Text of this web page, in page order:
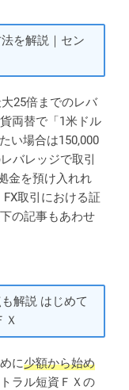
を解説｜セン
25倍までのレバ
両替で「1米ドル
い場合は150,000
バレッジで取引
金を預け入れれ
取引における証
の記事もあわせ
解説 はじめて
Ｘ
に少額から始め
ラル短資ＦＸの